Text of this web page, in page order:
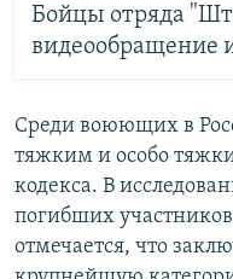
Бойцы отряда
видеообращение
Среди воюющих в
тяжким и особо
кодекса. В
погибших
отмечается, что